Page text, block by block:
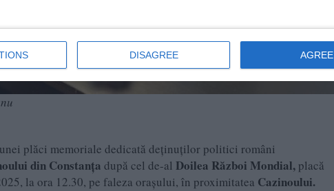
DISAGREE AGREE
plăci memoriale dedicată deținuților politici români
din Constanța după cel de-al Doilea Război Mondial, placă
la ora 12.30, pe faleza orașului, în proximitatea Cazinoului.